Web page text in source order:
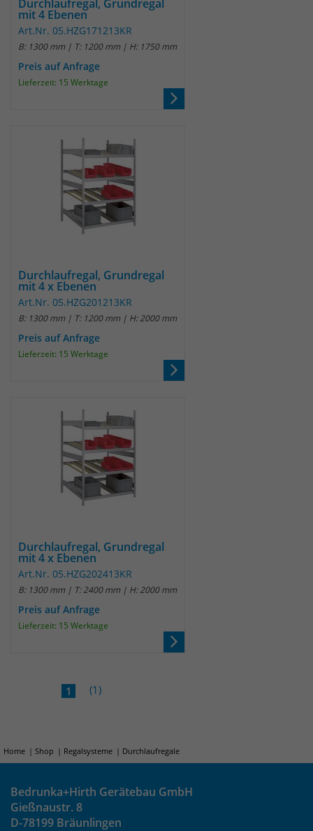
Durchlaufregal, Grundregal
mit 4 Ebenen
Art.Nr. 05.HZG171213KR
B: 1300 mm | T: 1200 mm | H: 1750 mm
Preis auf Anfrage
Lieferzeit: 15 Werktage
Durchlaufregal, Grundregal
mit 4 x Ebenen
Art.Nr. 05.HZG201213KR
B: 1300 mm | T: 1200 mm | H: 2000 mm
Preis auf Anfrage
Lieferzeit: 15 Werktage
Durchlaufregal, Grundregal
mit 4 x Ebenen
Art.Nr. 05.HZG202413KR
B: 1300 mm | T: 2400 mm | H: 2000 mm
Preis auf Anfrage
Lieferzeit: 15 Werktage
1 (1)
Home Shop Regalsysteme Durchlaufregale
Bedrunka+Hirth Gerätebau GmbH
Gießnaustr. 8
D-78199 Bräunlingen
um eindeutige Besucher zu
identifizieren. Die Daten werde lokal
auf unserem Server gespeichert und
Anbieter Matomo
Laufzeit 30 Minuten
Das Cookie wird genutzt um temporär
Name _pk_cvar
Anbieter Matomo
Laufzeit 30 Minuten
Das Cookie wird genutzt um temporär
_pk_hsr
Anbieter Matomo
30 Minuten
Zweck
Session Daten zu speichern
Name _pk_testcookie
Anbieter Matomo
Das Cookie wird gesetzt um zu